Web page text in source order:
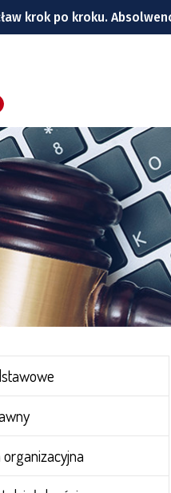
krok po kroku.
bohaterów Super
wystąpią na Dworcu
z Nadodrza po